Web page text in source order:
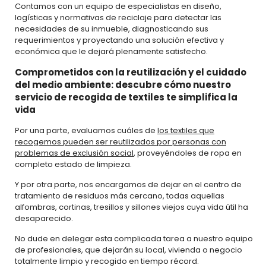
Contamos con un equipo de especialistas en diseño,
logísticas y normativas de reciclaje para detectar las
necesidades de su inmueble, diagnosticando sus
requerimientos y proyectando una solución efectiva y
económica que le dejará plenamente satisfecho.
Comprometidos con la reutilización y el cuidado
del medio ambiente: descubre cómo nuestro
servicio de recogida de textiles te simplifica la
vida
Por una parte, evaluamos cuáles de los textiles que
recogemos pueden ser reutilizados por personas con
problemas de exclusión social, proveyéndoles de ropa en
completo estado de limpieza.
Y por otra parte, nos encargamos de dejar en el centro de
tratamiento de residuos más cercano, todas aquellas
alfombras, cortinas, tresillos y sillones viejos cuya vida útil ha
desaparecido.
No dude en delegar esta complicada tarea a nuestro equipo
de profesionales, que dejarán su local, vivienda o negocio
totalmente limpio y recogido en tiempo récord.